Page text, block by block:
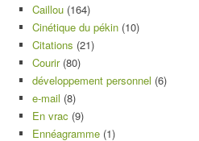
Caillou (164)
Cinétique du pékin (10)
Citations (21)
Courir(80)
développement personnel (6)
e-mail (8)
En vrac (9)
Ennéagramme (1)